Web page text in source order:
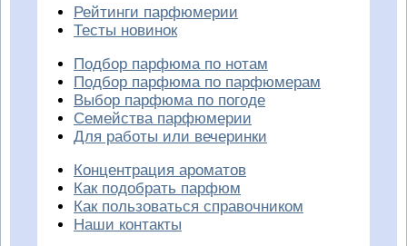
Рейтинги парфюмерии
Тесты новинок
Подбор парфюма по нотам
Подбор парфюма по парфюмерам
Выбор парфюма по погоде
Семейства парфюмерии
Для работы или вечеринки
Концентрация ароматов
Как подобрать парфюм
Как пользоваться справочником
Наши контакты